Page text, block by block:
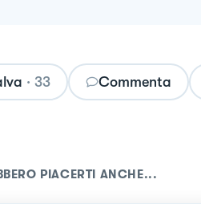
· 33 Commenta
PIACERTI ANCHE...